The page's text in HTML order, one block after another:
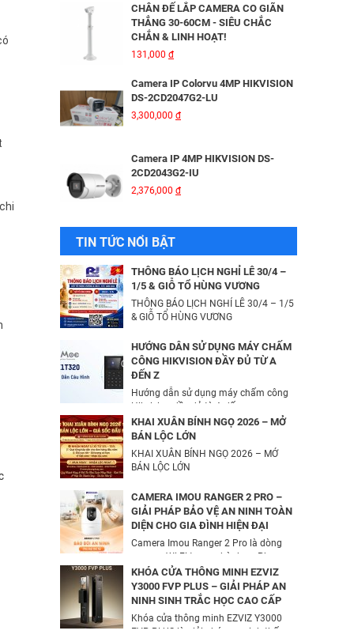
Bộ Lưu Điện Santak C10KS‑LCD
53,678,000
Bộ lưu điện UPS Online SANTAK
Camera IP Wifi 2MP UNIARCH T1L-
425,000đ
Camera IP Wifi 2MP UNIARCH UHO-
S2E Kèm Thẻ Nhớ IMOU 64GB | Xem
Từ Xa | Dễ Lắp Đặt
624,000 đ
Combo Camera IP Wifi UNIARCH
UHO-S2 2MP Kèm Thẻ Nhớ IMOU
64GB | Phù Hợp Nhà & Cửa Hàng
583,000đ
Combo Camera Wifi 2MP UNIARCH
UHO-S1 + Thẻ Nhớ IMOU 64GB |
Quan Sát 24/7 | Chính Hãng
637,000đ
CHÂN ĐẾ LẮP CAMERA CO GIÃN
THẲNG 30-60CM - SIÊU CHẮC
CHẮN & LINH HOẠT!
131,000 đ
Camera IP Colorvu 4MP HIKVISION
DS-2CD2047G2-LU
3,300,000 đ
Camera IP 4MP HIKVISION DS-
2CD2043G2-IU
2,376,000 đ
Camera IP Dome 4.0 Megapixel
HIKVISION DS-2CD2346G2-ISU/SL​
3,256,000 đ
Camera IP HIKVISION DS-
2CD2T26G2-ISU/SL​
3,344,000 đ
2CD2343G2-LI2U
2,326,000đ
Camera IP AcuSense thân trụ 2MP
HIKVISION DS-2CD2026G2-IU/SL
BỘ MỞ RỘNG CÁP QUANG HDMI
KVM MT-VIKI MT-HK020
5,600,000 đ
Camera IP Wifi 2MP UNIARCH T1L-
2WT Kèm Thẻ Nhớ IMOU 64GB |
TIN TỨC NỔI BẬT
THÔNG BÁO LỊCH NGHỈ LỄ 30/4 –
1/5 & GIỖ TỔ HÙNG VƯƠNG
THÔNG BÁO LỊCH NGHỈ LỄ 30/4 – 1/5
& GIỖ TỔ HÙNG VƯƠNG
HƯỚNG DẪN SỬ DỤNG MÁY CHẤM
CÔNG HIKVISION ĐẦY ĐỦ TỪ A
ĐẾN Z
Hướng dẫn sử dụng máy chấm công
Hikvision đầy đủ từ A đến...
KHAI XUÂN BÍNH NGỌ 2026 – MỞ
BÁN LỘC LỚN
KHAI XUÂN BÍNH NGỌ 2026 – MỞ
BÁN LỘC LỚN
CAMERA IMOU RANGER 2 PRO –
GIẢI PHÁP BẢO VỆ AN NINH TOÀN
DIỆN CHO GIA ĐÌNH HIỆN ĐẠI
Camera Imou Ranger 2 Pro là dòng
camera Wi-Fi trong nhà được Phương
Dung...
KHÓA CỬA THÔNG MINH EZVIZ
Y3000 FVP PLUS – GIẢI PHÁP AN
NINH SINH TRẮC HỌC CAO CẤP
Khóa cửa thông minh EZVIZ Y3000
FVP PLUS là giải pháp an ninh thế